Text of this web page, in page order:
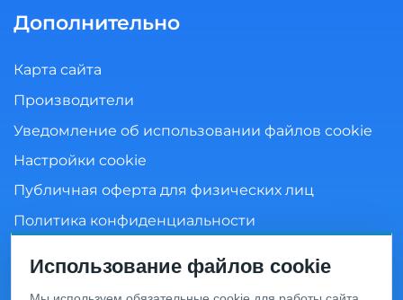
Дополнительно
Карта сайта
Производители
Уведомление об использовании файлов cookie
Настройки cookie
Публичная оферта для физических лиц
Политика конфиденциальности
Использование файлов cookie